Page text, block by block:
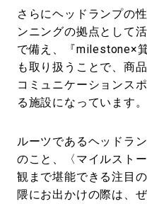
さらにヘッドランプの
ンニングの拠点として
で備え、『milestone×
も取り扱うことで、商
コミュニケーションス
る施設になっています。
ルーツであるヘッドラ
のこと、〈マイルスト
観まで堪能できる注目
隈にお出かけの際は、